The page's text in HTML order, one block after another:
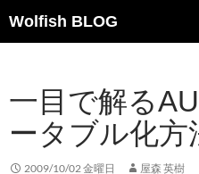
ン
ツ
ス
Wolfish BLOG
索
一目で解る
ータブル化方
2009/10/02 金曜日 屋森 英樹